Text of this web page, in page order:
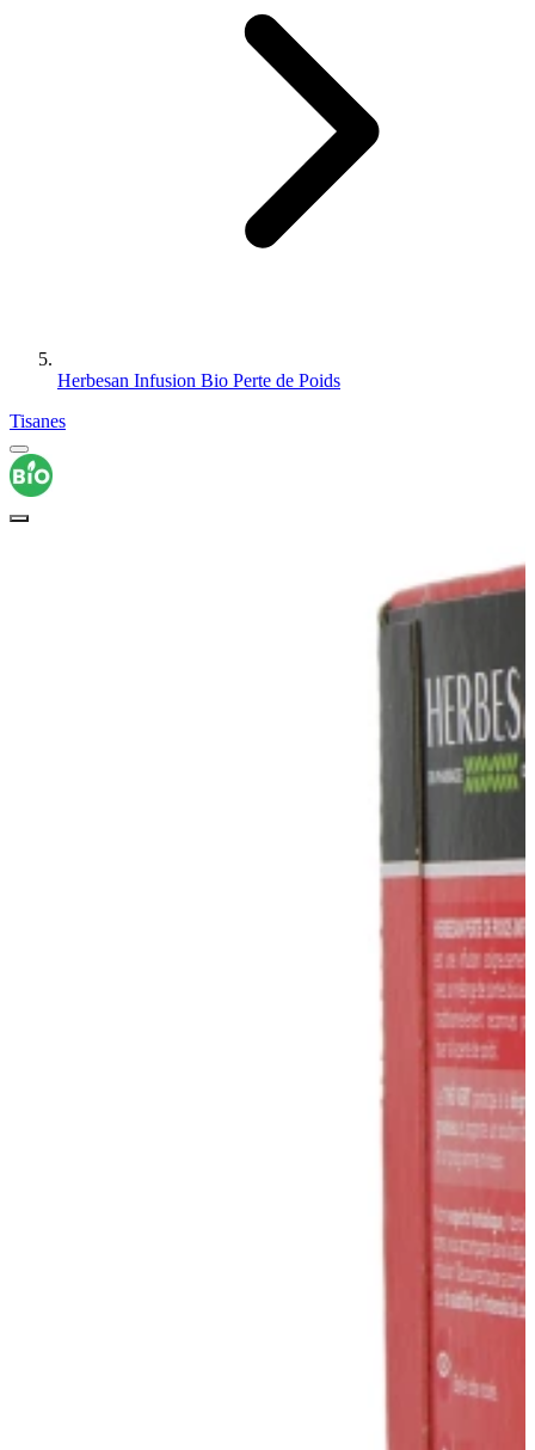
Herbesan Infusion Bio Perte de Poids
Tisanes